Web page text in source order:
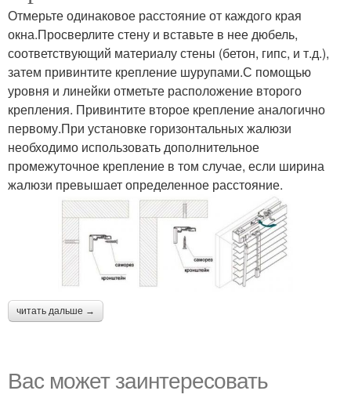
Отмерьте одинаковое расстояние от каждого края
окна.Просверлите стену и вставьте в нее дюбель,
соответствующий материалу стены (бетон, гипс, и т.д.),
затем привинтите крепление шурупами.С помощью
уровня и линейки отметьте расположение второго
крепления. Привинтите второе крепление аналогично
первому.При установке горизонтальных жалюзи
необходимо использовать дополнительное
промежуточное крепление в том случае, если ширина
жалюзи превышает определенное расстояние.
читать дальше →
Вас может заинтересовать